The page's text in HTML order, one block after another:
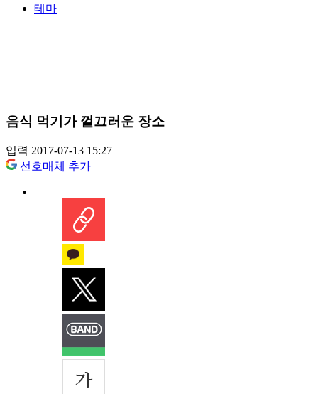
테마
음식 먹기가 껄끄러운 장소
입력 2017-07-13 15:27
선호매체 추가